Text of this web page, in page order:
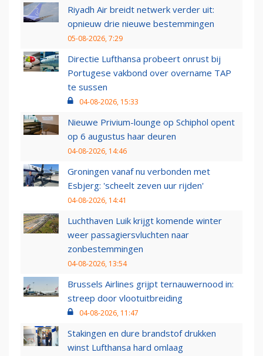
Riyadh Air breidt netwerk verder uit:
opnieuw drie nieuwe bestemmingen
05-08-2026, 7:29
Directie Lufthansa probeert onrust bij
Portugese vakbond over overname TAP
te sussen
04-08-2026, 15:33
Nieuwe Privium-lounge op Schiphol opent
op 6 augustus haar deuren
04-08-2026, 14:46
Groningen vanaf nu verbonden met
Esbjerg: 'scheelt zeven uur rijden'
04-08-2026, 14:41
Luchthaven Luik krijgt komende winter
weer passagiersvluchten naar
zonbestemmingen
04-08-2026, 13:54
Brussels Airlines grijpt ternauwernood in:
streep door vlootuitbreiding
04-08-2026, 11:47
Stakingen en dure brandstof drukken
winst Lufthansa hard omlaag